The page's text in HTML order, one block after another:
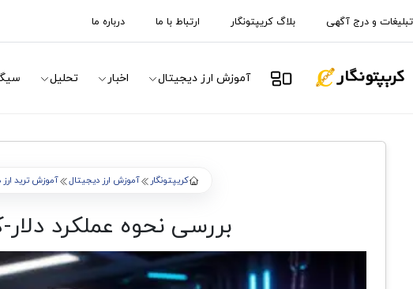
تبلیغات و درج آگهی بلاگ کریپتونگار ارتباط با ما درباره ما
آموزش ارز دیجیتال اخبار تحلیل
کریپتونگار آموزش ارز دیجیتال آموزش ترید
بررسی نحوه عملکرد